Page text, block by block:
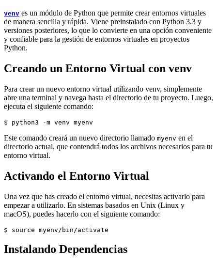
venv es un módulo de Python que permite crear entornos virtuales
de manera sencilla y rápida. Viene preinstalado con Python 3.3 y
versiones posteriores, lo que lo convierte en una opción conveniente
y confiable para la gestión de entornos virtuales en proyectos
Python.
Creando un Entorno Virtual con venv
Para crear un nuevo entorno virtual utilizando venv, simplemente
abre una terminal y navega hasta el directorio de tu proyecto. Luego,
ejecuta el siguiente comando:
$ python3 -m venv myenv
Este comando creará un nuevo directorio llamado myenv en el
directorio actual, que contendrá todos los archivos necesarios para tu
entorno virtual.
Activando el Entorno Virtual
Una vez que has creado el entorno virtual, necesitas activarlo para
empezar a utilizarlo. En sistemas basados en Unix (Linux y
macOS), puedes hacerlo con el siguiente comando:
$ source myenv/bin/activate
Instalando Dependencias